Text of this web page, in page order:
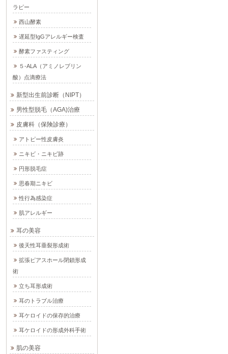
ラピー
西山酵素
遅延型IgGアレルギー検査
酵素ファスティング
５-ALA（アミノレブリン
酸）点滴療法
新型出生前診断（NIPT）
男性型脱毛（AGA)治療
皮膚科（保険診療）
アトピー性皮膚炎
ニキビ・ニキビ跡
円形脱毛症
思春期ニキビ
性行為感染症
肌アレルギー
耳の美容
後天性耳垂裂形成術
拡張ピアスホール閉鎖形成
術
立ち耳形成術
耳のトラブル治療
耳ケロイドの保存的治療
耳ケロイドの形成外科手術
肌の美容